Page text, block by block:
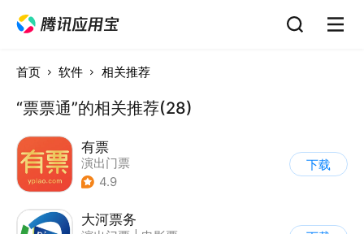
首页 软件 相关推荐
“票票通”的相关推荐(28)
有票
演出门票
4.9
下载
大河票务